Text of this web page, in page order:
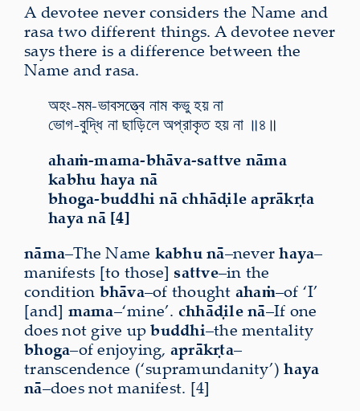
A devotee never considers the Name and
rasa two different things. A devotee never
says there is a difference between the
Name and rasa.
অহং-মম-ভাবসত্ত্বে নাম কভু হয় না
ভোগ-বুদ্ধি না ছাড়িলে অপ্রাকৃত হয় না ॥৪॥
ahaṁ-mama-bhāva-sattve nāma
kabhu haya nā
bhoga-buddhi nā chhāḍile aprākṛta
haya nā [4]
nāma–The Name kabhu nā–neverhaya–
manifests [to those] sattve–in the
condition bhāva–of thought ahaṁ–of ‘I’
[and] mama–‘mine’. chhāḍile nā–If one
does not give upbuddhi–the mentality
bhoga–of enjoying, aprākṛta–
transcendence (‘supramundanity’)haya
nā–does not manifest. [4]